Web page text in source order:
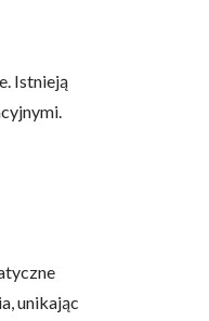
Istnieją
unikając